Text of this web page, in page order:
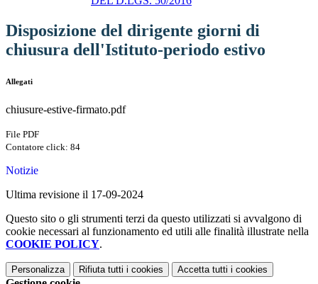
Disposizione del dirigente giorni di
chiusura dell'Istituto-periodo estivo
Allegati
chiusure-estive-firmato.pdf
File PDF
Contatore click: 84
Notizie
Ultima revisione il 17-09-2024
Questo sito o gli strumenti terzi da questo utilizzati si avvalgono di
cookie necessari al funzionamento ed utili alle finalità illustrate nella
COOKIE POLICY.
Personalizza Rifiuta tutti i cookies Accetta tutti i cookies